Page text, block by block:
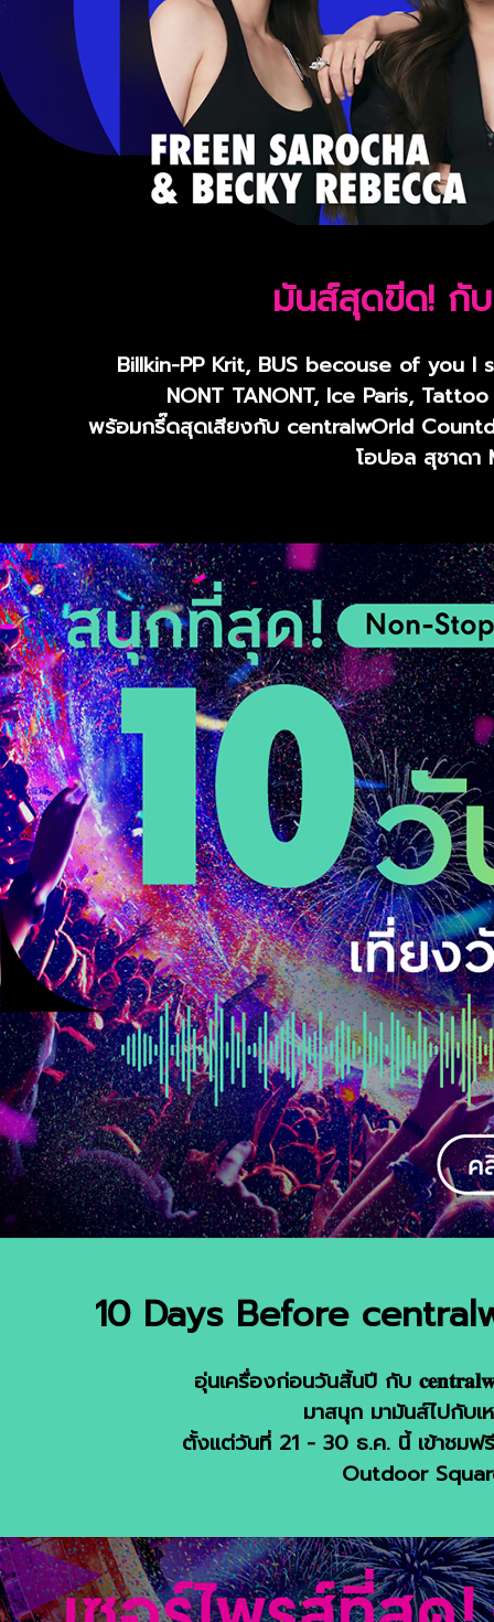
มันส์สุดขีด! กั
Billkin-PP Krit, BUS becouse of you I
NONT TANONT, Ice Paris,
พร้อมกรี๊ดสุดเสียงกับ centralwOrld
โอปอล สุชาดา
10 Days Before
อุ่นเครื่องก่อนวันสิ้นปี กับ
มาสนุก มามันส์ไปกับ
ตั้งแต่วันที่ 21 - 30 ธ.ค. นี้ เข้าชมฟ
Outdoor